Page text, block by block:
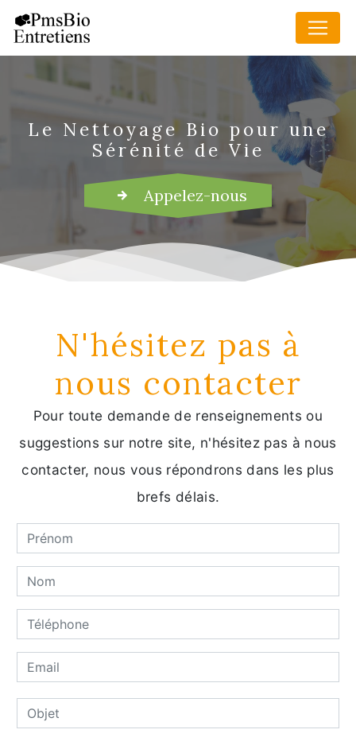
Le Nettoyage Bio pour une
Sérénité de Vie
Appelez-nous
N'hésitez pas à
nous contacter
Pour toute demande de renseignements ou
suggestions sur notre site, n'hésitez pas à nous
contacter, nous vous répondrons dans les plus
brefs délais.